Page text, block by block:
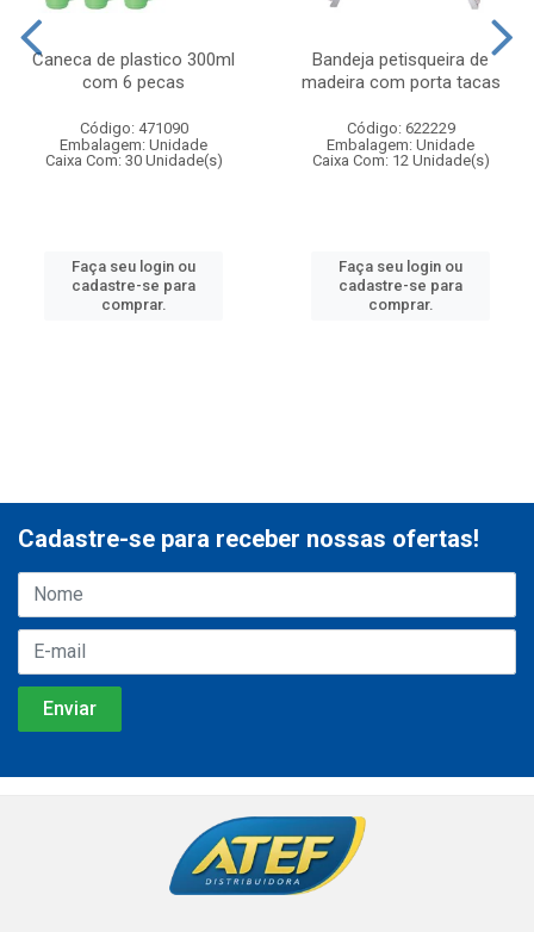
Caneca de plastico 300ml
com 6 pecas
Código: 471090
Embalagem: Unidade
Caixa Com: 30 Unidade(s)
Faça seu login ou
cadastre-se para
comprar.
Bandeja petisqueira de
madeira com porta tacas
Código: 622229
Embalagem: Unidade
Caixa Com: 12 Unidade(s)
Faça seu login ou
cadastre-se para
comprar.
Cadastre-se para receber nossas ofertas!